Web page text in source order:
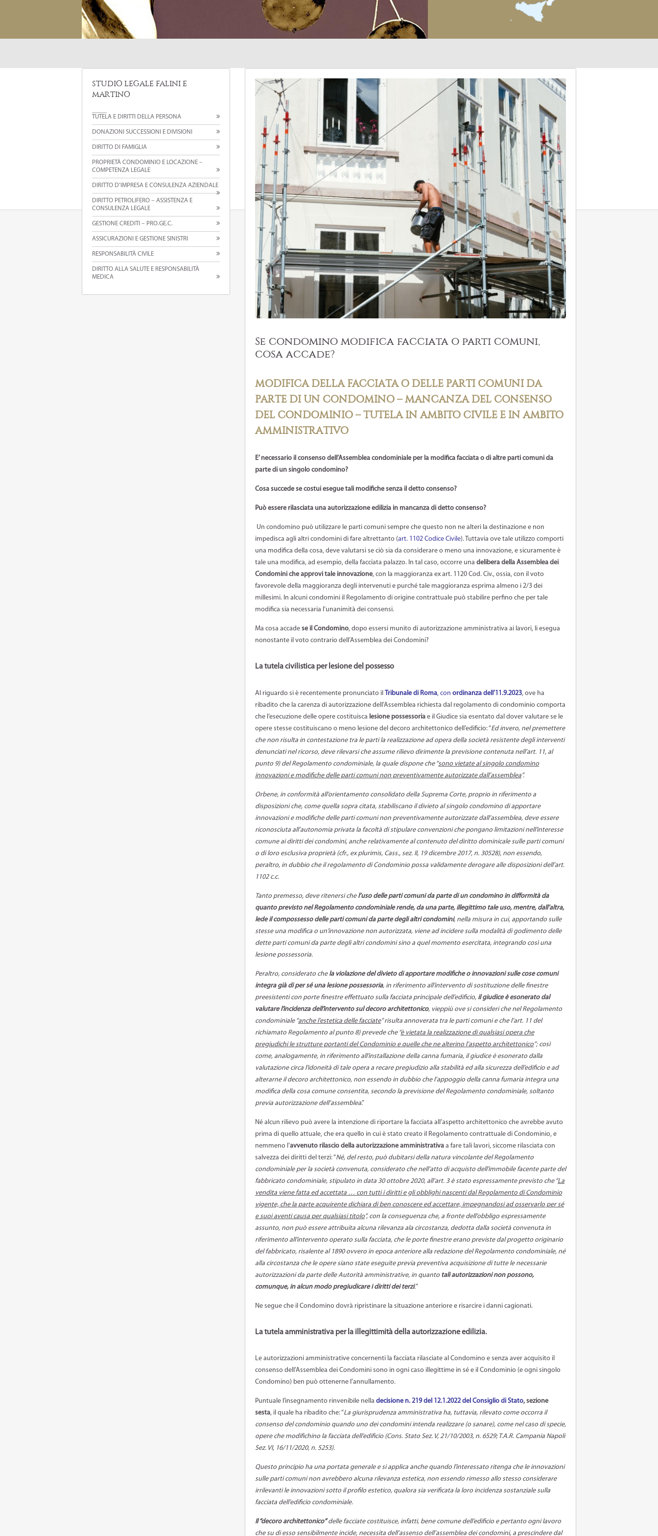
STUDIO LEGALE FALINI E
MARTINO
TUTELA E DIRITTI DELLA PERSONA
DONAZIONI SUCCESSIONI E DIVISIONI
DIRITTO DI FAMIGLIA
PROPRIETÀ CONDOMINIO E LOCAZIONE –
COMPETENZA LEGALE
DIRITTO D’IMPRESA E CONSULENZA AZIENDALE
DIRITTO PETROLIFERO – ASSISTENZA E
CONSULENZA LEGALE
GESTIONE CREDITI – PRO.GE.C.
ASSICURAZIONI E GESTIONE SINISTRI
RESPONSABILITÀ CIVILE
DIRITTO ALLA SALUTE E RESPONSABILITÀ
MEDICA
Se condomino modifica facciata o parti comuni,
cosa accade?
MODIFICA DELLA FACCIATA O DELLE PARTI COMUNI DA
PARTE DI UN CONDOMINO – MANCANZA DEL CONSENSO
DEL CONDOMINIO – TUTELA IN AMBITO CIVILE E IN AMBITO
AMMINISTRATIVO
E’ necessario il consenso dell’Assemblea condominiale per la modifica facciata o di altre parti comuni da
parte di un singolo condomino?
Cosa succede se costui esegue tali modifiche senza il detto consenso?
Può essere rilasciata una autorizzazione edilizia in mancanza di detto consenso?
Un condomino può utilizzare le parti comuni sempre che questo non ne alteri la destinazione e non
impedisca agli altri condomini di fare altrettanto (art. 1102 Codice Civile). Tuttavia ove tale utilizzo comporti
una modifica della cosa, deve valutarsi se ciò sia da considerare o meno una innovazione, e sicuramente è
tale una modifica, ad esempio, della facciata palazzo. In tal caso, occorre una delibera della Assemblea dei
Condomini che approvi tale innovazione, con la maggioranza ex art. 1120 Cod. Civ., ossia, con il voto
favorevole della maggioranza degli intervenuti e purché tale maggioranza esprima almeno i 2/3 dei
millesimi. In alcuni condomini il Regolamento di origine contrattuale può stabilire perfino che per tale
modifica sia necessaria l’unanimità dei consensi.
Ma cosa accade se il Condomino, dopo essersi munito di autorizzazione amministrativa ai lavori, li esegua
nonostante il voto contrario dell’Assemblea dei Condomini?
La tutela civilistica per lesione del possesso
Al riguardo si è recentemente pronunciato il Tribunale di Roma, con ordinanza dell’11.9.2023, ove ha
ribadito che la carenza di autorizzazione dell’Assemblea richiesta dal regolamento di condominio comporta
che l’esecuzione delle opere costituisca lesione possessoria e il Giudice sia esentato dal dover valutare se le
opere stesse costituiscano o meno lesione del decoro architettonico dell’edificio: “Ed invero, nel premettere
che non risulta in contestazione tra le parti la realizzazione ad opera della società resistente degli interventi
denunciati nel ricorso, deve rilevarsi che assume rilievo dirimente la previsione contenuta nell’art. 11, al
punto 9) del Regolamento condominiale, la quale dispone che “sono vietate al singolo condomino
innovazioni e modifiche delle parti comuni non preventivamente autorizzate dall’assemblea”.
Orbene, in conformità all’orientamento consolidato della Suprema Corte, proprio in riferimento a
disposizioni che, come quella sopra citata, stabiliscano il divieto al singolo condomino di apportare
innovazioni e modifiche delle parti comuni non preventivamente autorizzate dall’assemblea, deve essere
riconosciuta all’autonomia privata la facoltà di stipulare convenzioni che pongano limitazioni nell’interesse
comune ai diritti dei condomini, anche relativamente al contenuto del diritto dominicale sulle parti comuni
o di loro esclusiva proprietà (cfr., ex plurimis, Cass., sez. II, 19 dicembre 2017, n. 30528), non essendo,
peraltro, in dubbio che il regolamento di Condominio possa validamente derogare alle disposizioni dell’art.
1102 c.c.
Tanto premesso, deve ritenersi chel’uso delle parti comuni da parte di un condomino in difformità da
quanto previsto nel Regolamento condominiale rende, da una parte, illegittimo tale uso, mentre, dall’altra,
lede il compossesso delle parti comuni da parte degli altri condomini, nella misura in cui, apportando sulle
stesse una modifica o un’innovazione non autorizzata, viene ad incidere sulla modalità di godimento delle
dette parti comuni da parte degli altri condomini sino a quel momento esercitata, integrando così una
lesione possessoria.
Peraltro, considerato che la violazione del divieto di apportare modifiche o innovazioni sulle cose comuni
integra già di per sé una lesione possessoria, in riferimento all’intervento di sostituzione delle finestre
preesistenti con porte finestre effettuato sulla facciata principale dell’edificio, il giudice è esonerato dal
valutare l’incidenza dell’intervento sul decoro architettonico, vieppiù ove si consideri che nel Regolamento
condominiale “anche l’estetica delle facciate” risulta annoverata tra le parti comuni e che l’art. 11 del
richiamato Regolamento al punto 8) prevede che “è vietata la realizzazione di qualsiasi opera che
pregiudichi le strutture portanti del Condominio e quelle che ne alterino l’aspetto architettonico”; così
come, analogamente, in riferimento all’installazione della canna fumaria, il giudice è esonerato dalla
valutazione circa l’idoneità di tale opera a recare pregiudizio alla stabilità ed alla sicurezza dell’edificio e ad
alterarne il decoro architettonico, non essendo in dubbio che l’appoggio della canna fumaria integra una
modifica della cosa comune consentita, secondo la previsione del Regolamento condominiale, soltanto
previa autorizzazione dell’assemblea.”
Né alcun rilievo può avere la intenzione di riportare la facciata all’aspetto architettonico che avrebbe avuto
prima di quello attuale, che era quello in cui è stato creato il Regolamento contrattuale di Condominio, e
nemmeno l’avvenuto rilascio della autorizzazione amministrativa a fare tali lavori, siccome rilasciata con
salvezza dei diritti del terzi: “Né, del resto, può dubitarsi della natura vincolante del Regolamento
condominiale per la società convenuta, considerato che nell’atto di acquisto dell’immobile facente parte del
fabbricato condominiale, stipulato in data 30 ottobre 2020, all’art. 3 è stato espressamente previsto che “La
vendita viene fatta ed accettata … con tutti i diritti e gli obblighi nascenti dal Regolamento di Condominio
vigente, che la parte acquirente dichiara di ben conoscere ed accettare, impegnandosi ad osservarlo per sé
e suoi aventi causa per qualsiasi titolo”, con la conseguenza che, a fronte dell’obbligo espressamente
assunto, non può essere attribuita alcuna rilevanza ala circostanza, dedotta dalla società convenuta in
riferimento all’intervento operato sulla facciata, che le porte finestre erano previste dal progetto originario
del fabbricato, risalente al 1890 ovvero in epoca anteriore alla redazione del Regolamento condominiale, né
alla circostanza che le opere siano state eseguite previa preventiva acquisizione di tutte le necessarie
autorizzazioni da parte delle Autorità amministrative, in quanto tali autorizzazioni non possono,
comunque, in alcun modo pregiudicare i diritti dei terzi.”
Ne segue che il Condomino dovrà ripristinare la situazione anteriore e risarcire i danni cagionati.
La tutela amministrativa per la illegittimità della autorizzazione edilizia.
Le autorizzazioni amministrative concernenti la facciata rilasciate al Condomino e senza aver acquisito il
consenso dell’Assemblea dei Condomini sono in ogni caso illegittime in sé e il Condominio (e ogni singolo
Condomino) ben può ottenerne l’annullamento.
Puntuale l’insegnamento rinvenibile nella decisione n. 219 del 12.1.2022 del Consiglio di Stato, sezione
sesta, il quale ha ribadito che: “La giurisprudenza amministrativa ha, tuttavia, rilevato come occorra il
consenso del condominio quando uno dei condomini intenda realizzare (o sanare), come nel caso di specie,
opere che modifichino la facciata dell’edificio (Cons. Stato Sez. V, 21/10/2003, n. 6529; T.A.R. Campania Napoli
Sez. VI, 16/11/2020, n. 5253).
Questo principio ha una portata generale e si applica anche quando l’interessato ritenga che le innovazioni
sulle parti comuni non avrebbero alcuna rilevanza estetica, non essendo rimesso allo stesso considerare
irrilevanti le innovazioni sotto il profilo estetico, qualora sia verificata la loro incidenza sostanziale sulla
facciata dell’edificio condominiale.
Il “decoro architettonico”delle facciate costituisce, infatti, bene comune dell’edificio e pertanto ogni lavoro
che su di esso sensibilmente incide, necessita dell’assenso dell’assemblea dei condomini, a prescindere dal